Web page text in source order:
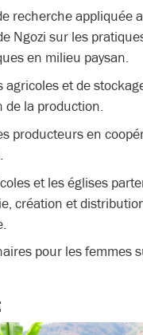
recherche appliquée
Ngozi sur les
en milieu paysan.
agricoles et de
de la production.
producteurs en
et les églises
création et
pour les femmes